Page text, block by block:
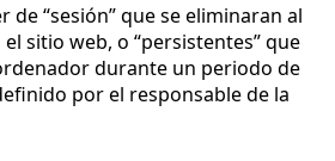
de “sesión” que se eliminaran al
sitio web, o “persistentes” que
durante un periodo de
por el responsable de la